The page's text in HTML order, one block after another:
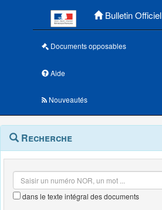
Bulletin Officiel
Documents opposables
Aide
Nouveautés
Navigation
outils
Menu
contextuel
Recherche
dans le texte intégral des documents